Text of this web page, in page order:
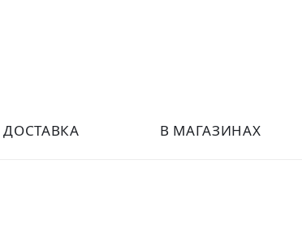
ДОСТАВКА В МАГАЗИНАХ